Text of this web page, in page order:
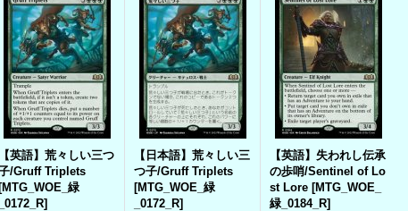
【英語】荒々しい三つ
/Gruff Triplets
[MTG_WOE_緑
_0172_R]
【日本語】荒々しい三
つ子/Gruff Triplets
[MTG_WOE_緑
_0172_R]
【英語】失われし伝承
の歩哨/Sentinel of Lo
st Lore [MTG_WOE_
緑_0184_R]